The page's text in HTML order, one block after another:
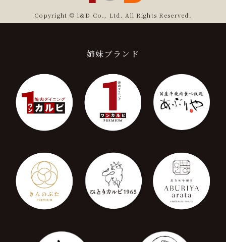
Copyright © 1&D Co., Ltd. All Rights Reserved.
姉妹ブランド